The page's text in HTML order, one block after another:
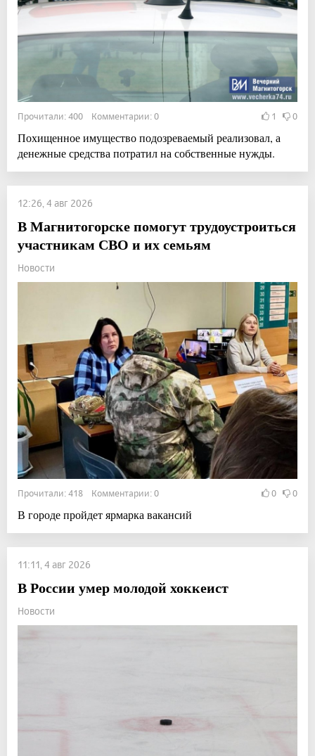
Прочитали: 400 Комментарии: 0 1 0
Похищенное имущество подозреваемый реализовал, а
денежные средства потратил на собственные нужды.
12:26, 4 авг 2026
В Магнитогорске помогут трудоустроиться
участникам СВО и их семьям
Новости
Прочитали: 418 Комментарии: 0 0 0
В городе пройдет ярмарка вакансий
11:11, 4 авг 2026
В России умер молодой хоккеист
Новости